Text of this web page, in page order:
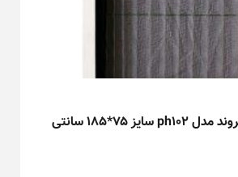
توری درب و پنجره ابروند مدل ph102 سایز ۷۵*۱۸۵ سانتی